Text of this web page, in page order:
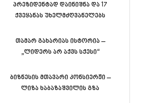
პრეზიდენტად დაინიშნა და 17
ქვეყანას უხელმძღვანელებს
თამარ გახარიას ისტორია –
„ლიდერს არ აქვს სქესი“
ბიზნესის მთავარი კონსიერჟი –
ლიზა ხაბაზაშვილის გზა